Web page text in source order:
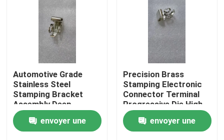
Maison
Produits
Automotive Grade
Stainless Steel
Stamping Bracket
Assembly Deep
Drawing Welding
Custom OEM
Component SUS304
envoyer une
Precision Brass
Stamping Electronic
Connector Terminal
Progressive Die High
Speed Stamping OEM
Custom ±0.02mm
Tolerance
envoyer une